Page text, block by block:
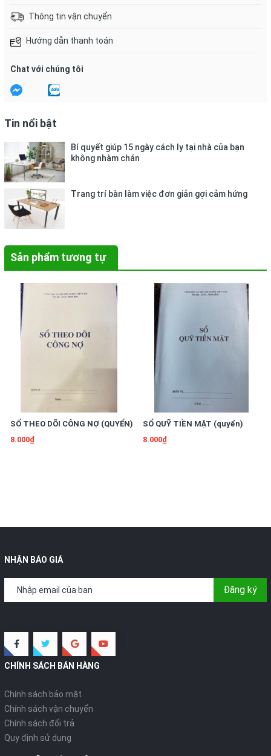
Thông tin vận chuyển
Hướng dẫn thanh toán
Chat với chúng tôi
Tin nổi bật
Bí quyết giúp 15 ngày cách ly tại nhà của bạn
không nhàm chán
Trang trí bàn làm việc đơn giản gợi cảm hứng
Sản phẩm tương tự
SỔ THEO DÕI CÔNG NỢ (QUYỂN)
8.000₫
SỔ QUỸ TIỀN MẶT (quyển)
8.000₫
NHẬN BÁO GIÁ
Đăng ký
CHÍNH SÁCH BÁN HÀNG
Chính sách bảo mật
Chính sách vận chuyển
Chính sách đổi trả
Quy định sử dụng